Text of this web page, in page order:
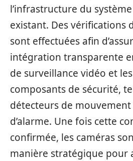
l’infrastructure du
existant. Des vérifications
sont effectuées afin
intégration transparente
de surveillance vidéo et
composants de sécurité,
détecteurs de mouvement
d’alarme. Une fois cette
confirmée, les caméras
manière stratégique pour